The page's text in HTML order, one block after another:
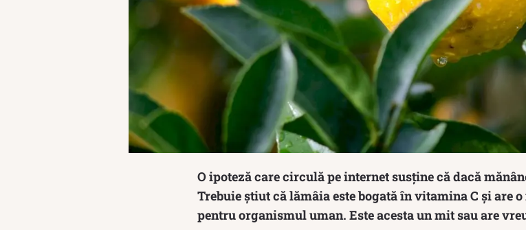
O ipoteză care circulă pe internet susține că dacă
Trebuie știut că lămâia este bogată în vitamina C și are
pentru organismul uman. Este acesta un mit sau are